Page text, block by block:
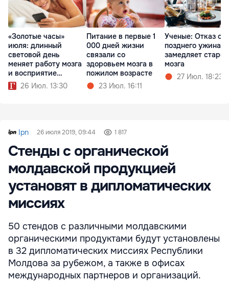
«Золотые часы»
июля: длинный
световой день
меняет работу мозга
и восприятие
времени
26 Июл. 13:30
Питание в первые 1
000 дней жизни
связали со
здоровьем мозга в
пожилом возрасте
23 Июл. 16:11
Ученые: Отказ от
позднего ужина
замедляет
мозга
27 Июл. 18:23
Ipn 26 июля 2019, 09:44 1 817
Стенды с органической
молдавской продукцией
установят в дипломатических
миссиях
50 стендов с различными молдавскими
органическими продуктами будут установлены
в 32 дипломатических миссиях Республики
Молдова за рубежом, а также в офисах
международных партнеров и организаций.